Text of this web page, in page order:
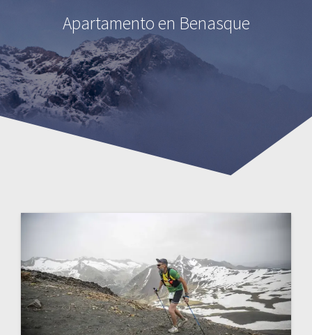
Apartamento en Benasque